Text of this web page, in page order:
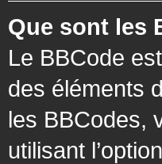
Que sont les
Le BBCode
des éléments
les BBCodes,
utilisant